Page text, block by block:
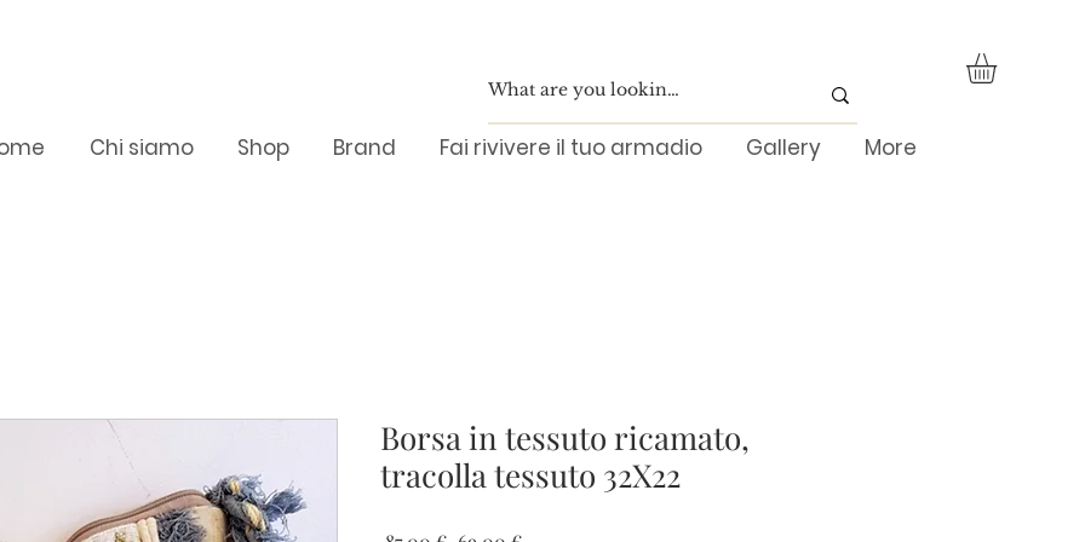
Chi siamo Shop Brand Fai rivivere il tuo armadio Gallery More
Borsa in tessuto ricamato,
tracolla tessuto 32X22